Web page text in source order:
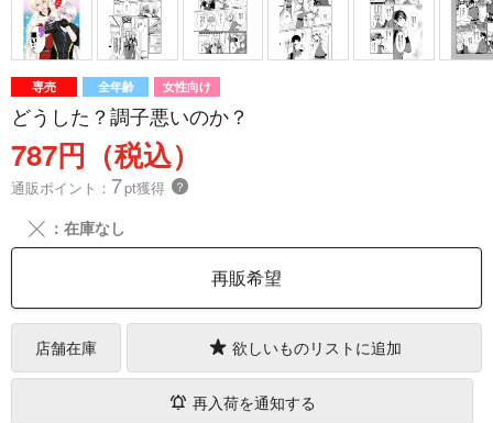
専売 全年齢 女性向け
どうした？調子悪いのか？
787円（税込）
通販ポイント： 7pt獲得 ？
╳ ：在庫なし
再販希望
店舗在庫 欲しいものリストに追加
再入荷を通知する